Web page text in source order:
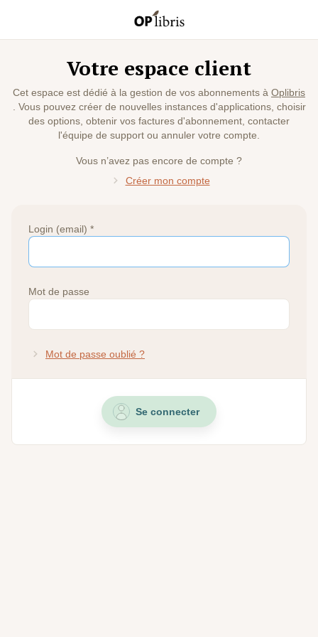
Votre espace client
Cet espace est dédié à la gestion de vos abonnements à Oplibris
. Vous pouvez créer de nouvelles instances d'applications, choisir
des options, obtenir vos factures d'abonnement, contacter
l'équipe de support ou annuler votre compte.
Vous n’avez pas encore de compte ?
Créer mon compte
Login (email) *
Mot de passe
Mot de passe oublié ?
Se connecter